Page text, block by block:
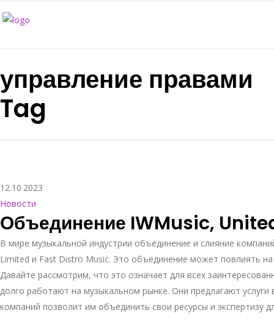
управление правами
Tag
12.10.2023
Новости
Объединение IWMusic,
В мире музыкальной индустрии объединение и слияние
Limited и Fast Distro Music. Это объединение может повлиять
Давайте рассмотрим, что это означает для всех
долго работают на музыкальном рынке. Они предлагают
компаний позволит им объединить свои ресурсы и экспертизу